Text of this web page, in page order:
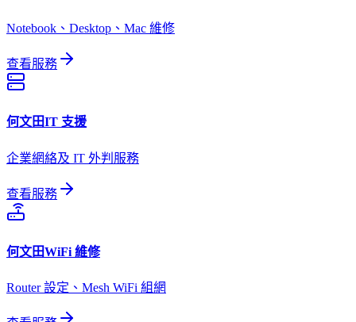
Notebook、Desktop、Mac 維修
查看服務
何文田IT 支援
企業網絡及 IT 外判服務
查看服務
何文田WiFi 維修
Router 設定、Mesh WiFi 組網